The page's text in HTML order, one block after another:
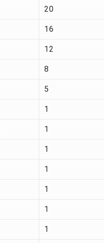
20
16
12
8
5
1
1
1
1
1
1
1